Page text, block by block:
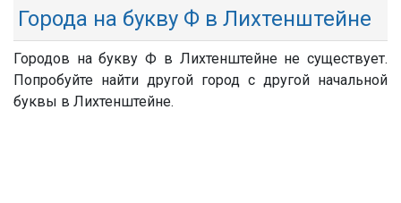
Города на букву Ф в Лихтенштейне
Городов на букву Ф в Лихтенштейне не существует.
Попробуйте найти другой город с другой начальной
буквы в Лихтенштейне.